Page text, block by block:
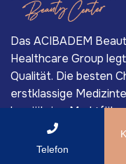
Das ACIBADEM
Healthcare Group
Qualität. Die besten
erstklassige
langjährige
privaten
Telefon